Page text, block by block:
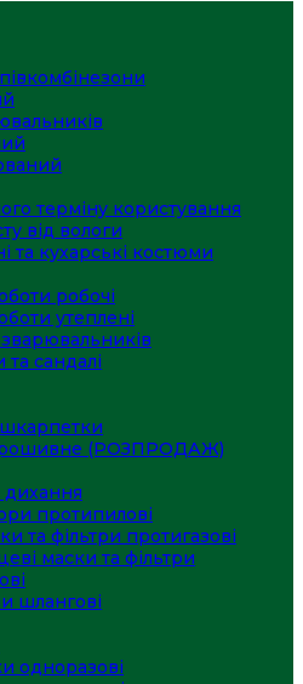
терміну користування
від вологи
та кухарські костюми
робочі
утеплені
та сандалі
шкарпетки
(РОЗПРОДАЖ)
дихання
протипилові
та фільтри протигазові
маски та фільтри
шлангові
одноразові